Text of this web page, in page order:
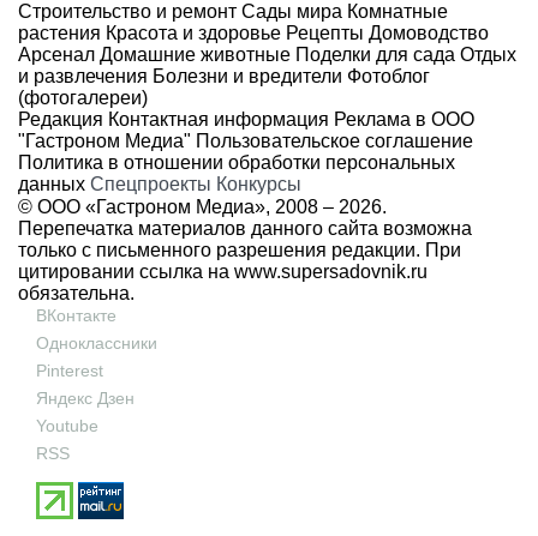
Строительство и ремонт Сады мира Комнатные
растения Красота и здоровье Рецепты Домоводство
Арсенал Домашние животные Поделки для сада Отдых
и развлечения Болезни и вредители Фотоблог
(фотогалереи)
Редакция Контактная информация Реклама в ООО
"Гастроном Медиа" Пользовательское соглашение
Политика в отношении обработки персональных
данных Спецпроекты Конкурсы
© ООО «Гастроном Медиа», 2008 – 2026.
Перепечатка материалов данного сайта возможна
только с письменного разрешения редакции. При
цитировании ссылка на www.supersadovnik.ru
обязательна.
ВКонтакте
Одноклассники
Pinterest
Яндекс Дзен
Youtube
RSS